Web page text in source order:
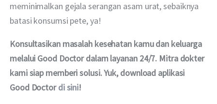
meminimalkan gejala serangan asam urat, sebaiknya
batasi konsumsi pete, ya!
Konsultasikan masalah kesehatan kamu dan keluarga
melalui Good Doctor dalam layanan 24/7. Mitra dokter
kami siap memberi solusi. Yuk, download aplikasi
Good Doctor di sini!